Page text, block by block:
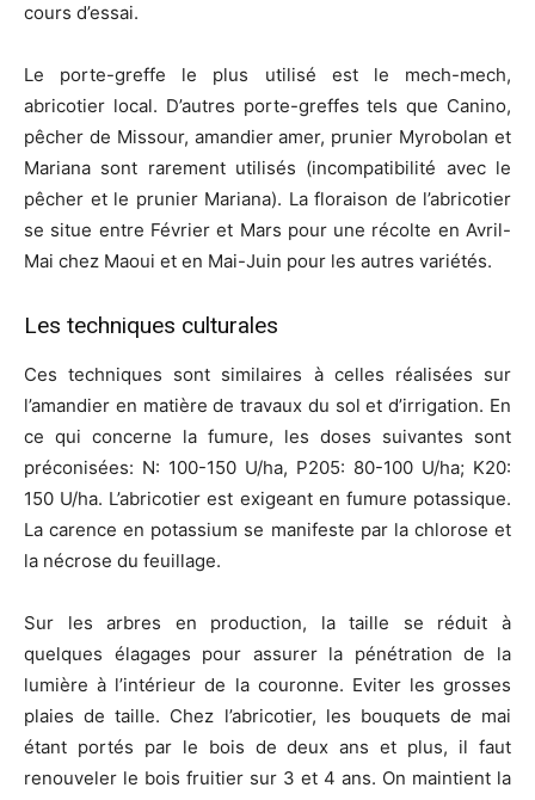
cours d’essai.
Le porte-greffe le plus utilisé est le mech-mech,
abricotier local. D’autres porte-greffes tels que Canino,
pêcher de Missour, amandier amer, prunier Myrobolan et
Mariana sont rarement utilisés (incompatibilité avec le
pêcher et le prunier Mariana). La floraison de l’abricotier
se situe entre Février et Mars pour une récolte en Avril-
Mai chez Maoui et en Mai-Juin pour les autres variétés.
Les techniques culturales
Ces techniques sont similaires à celles réalisées sur
l’amandier en matière de travaux du sol et d’irrigation. En
ce qui concerne la fumure, les doses suivantes sont
préconisées: N: 100-150 U/ha, P205: 80-100 U/ha; K20:
150 U/ha. L’abricotier est exigeant en fumure potassique.
La carence en potassium se manifeste par la chlorose et
la nécrose du feuillage.
Sur les arbres en production, la taille se réduit à
quelques élagages pour assurer la pénétration de la
lumière à l’intérieur de la couronne. Eviter les grosses
plaies de taille. Chez l’abricotier, les bouquets de mai
étant portés par le bois de deux ans et plus, il faut
renouveler le bois fruitier sur 3 et 4 ans. On maintient la